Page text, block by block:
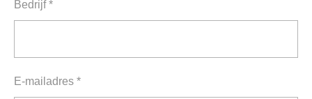
Bedrijf *
E-mailadres *